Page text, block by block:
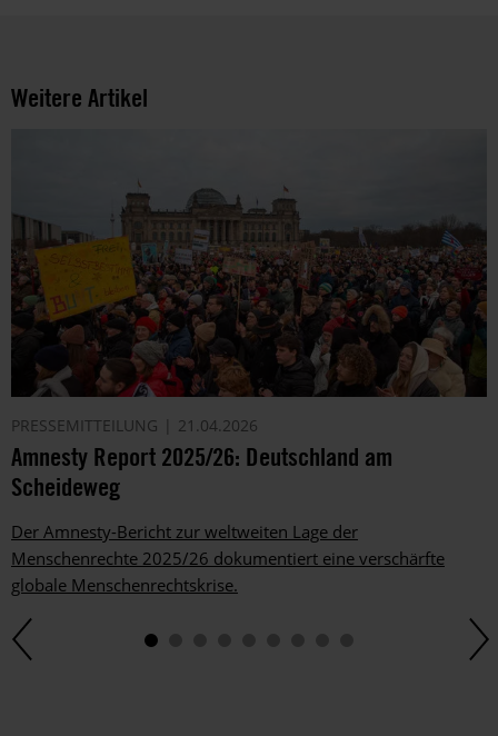
Weitere Artikel
PRESSEMITTEILUNG 21.04.2026
Amnesty Report 2025/26: Deutschland am
Scheideweg
Der Amnesty-Bericht zur weltweiten Lage der
Menschenrechte 2025/26 dokumentiert eine verschärfte
globale Menschenrechtskrise.